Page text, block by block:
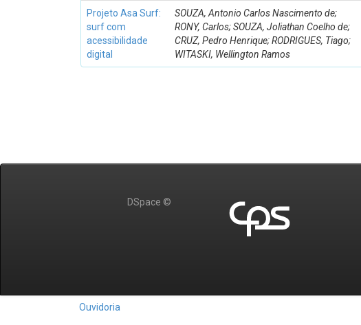
Projeto Asa Surf:
surf com
acessibilidade
digital
SOUZA, Antonio Carlos Nascimento de;
RONY, Carlos; SOUZA, Joliathan Coelho de;
CRUZ, Pedro Henrique; RODRIGUES, Tiago;
WITASKI, Wellington Ramos
DSpace ©
Ouvidoria